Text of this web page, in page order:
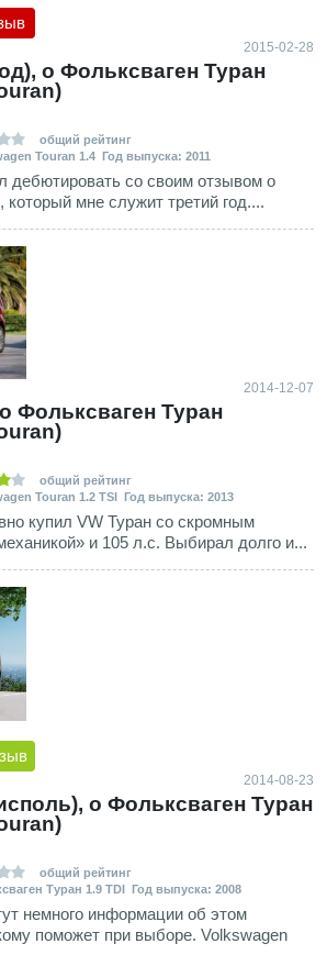
2015-02-28
о Фольксваген Туран
общий рейтинг
Touran 1.4 Год выпуска: 2011
со своим отзывом о
мне служит третий год....
2014-12-07
Фольксваген Туран
общий рейтинг
Touran 1.2 TSI Год выпуска: 2013
купил VW Туран со скромным
и 105 л.с. Выбирал долго и...
2014-08-23
о Фольксваген Туран
общий рейтинг
Туран 1.9 TDI Год выпуска: 2008
немного информации об этом
поможет при выборе. Volkswagen